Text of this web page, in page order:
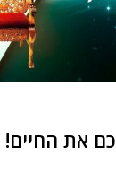
את החיים!